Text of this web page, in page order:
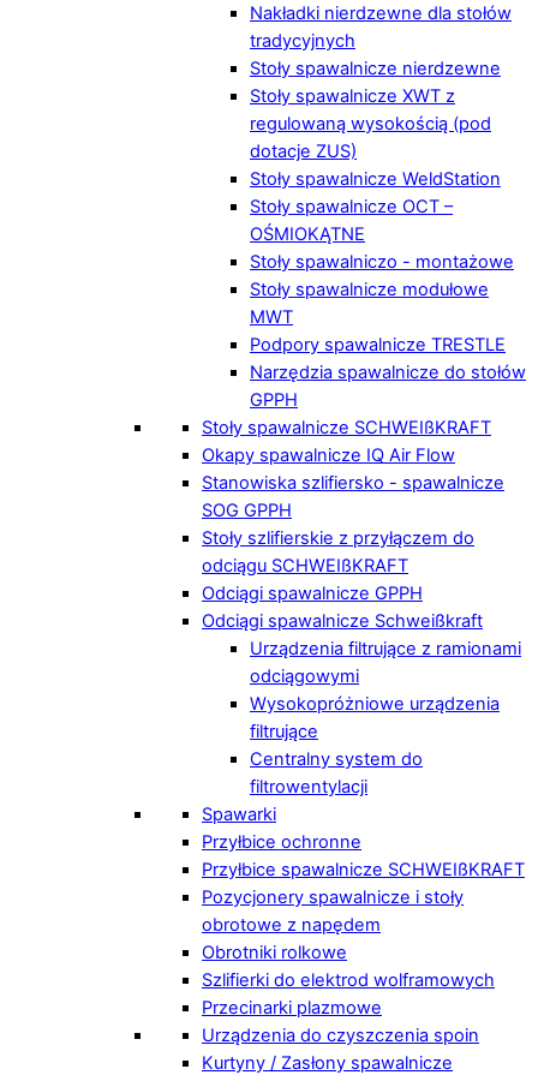
Nakładki nierdzewne dla stołów
tradycyjnych
Stoły spawalnicze nierdzewne
Stoły spawalnicze XWT z
regulowaną wysokością (pod
dotacje ZUS)
Stoły spawalnicze WeldStation
Stoły spawalnicze OCT –
OŚMIOKĄTNE
Stoły spawalniczo - montażowe
Stoły spawalnicze modułowe
MWT
Podpory spawalnicze TRESTLE
Narzędzia spawalnicze do stołów
GPPH
Stoły spawalnicze SCHWEIßKRAFT
Okapy spawalnicze IQ Air Flow
Stanowiska szlifiersko - spawalnicze
SOG GPPH
Stoły szlifierskie z przyłączem do
odciągu SCHWEIßKRAFT
Odciągi spawalnicze GPPH
Odciągi spawalnicze Schweißkraft
Urządzenia filtrujące z ramionami
odciągowymi
Wysokopróżniowe urządzenia
filtrujące
Centralny system do
filtrowentylacji
Spawarki
Przyłbice ochronne
Przyłbice spawalnicze SCHWEIßKRAFT
Pozycjonery spawalnicze i stoły
obrotowe z napędem
Obrotniki rolkowe
Szlifierki do elektrod wolframowych
Przecinarki plazmowe
Urządzenia do czyszczenia spoin
Kurtyny / Zasłony spawalnicze